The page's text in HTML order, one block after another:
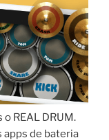
REAL DRUM.
apps de bateria